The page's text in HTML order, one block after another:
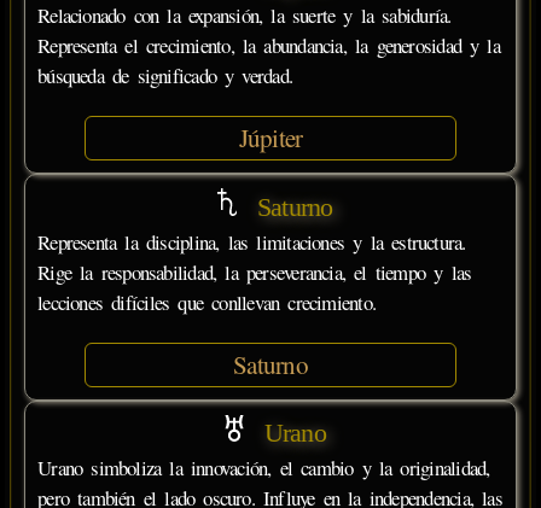
Relacionado con la expansión, la suerte y la sabiduría.
Representa el crecimiento, la abundancia, la generosidad y la
búsqueda de significado y verdad.
Júpiter
Saturno
Representa la disciplina, las limitaciones y la estructura.
Rige la responsabilidad, la perseverancia, el tiempo y las
lecciones difíciles que conllevan crecimiento.
Saturno
Urano
Urano simboliza la innovación, el cambio y la originalidad,
pero también el lado oscuro. Influye en la independencia, las